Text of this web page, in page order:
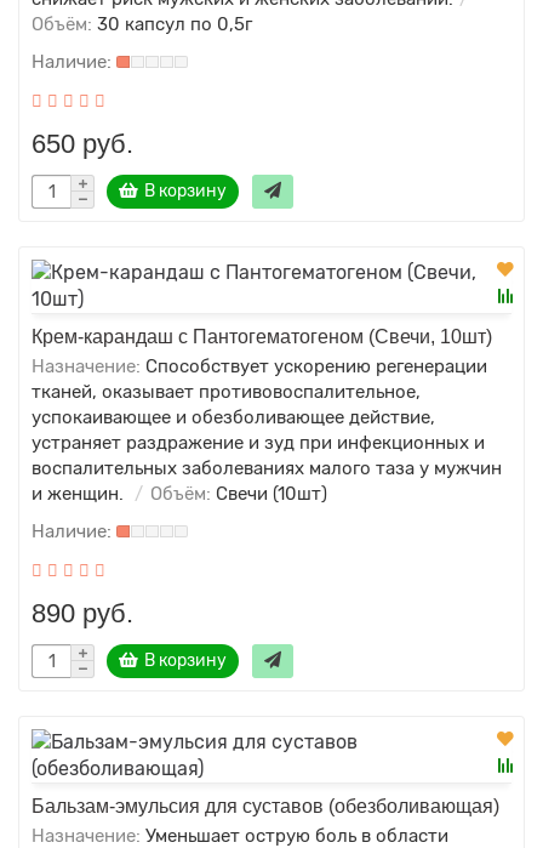
Объём: 30 капсул по 0,5г
650 руб.
В корзину
Крем-карандаш с Пантогематогеном (Свечи, 10шт)
Назначение: Способствует ускорению регенерации
тканей, оказывает противовоспалительное,
успокаивающее и обезболивающее действие,
устраняет раздражение и зуд при инфекционных и
воспалительных заболеваниях малого таза у мужчин
и женщин.
Объём: Свечи (10шт)
890 руб.
В корзину
Бальзам-эмульсия для суставов (обезболивающая)
Назначение: Уменьшает острую боль в области